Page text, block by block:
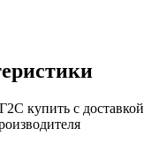
купить с доставкой